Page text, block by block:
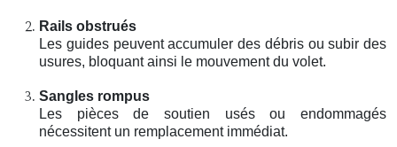
Rails obstrués
Les guides peuvent accumuler des débris ou subir des
usures, bloquant ainsi le mouvement du volet.
Sangles rompus
Les pièces de soutien usés ou endommagés
nécessitent un remplacement immédiat.